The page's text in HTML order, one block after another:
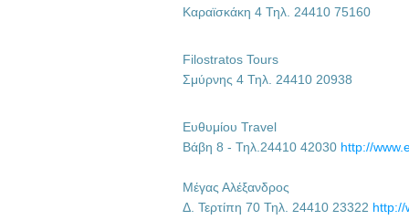
Καραϊσκάκη 4 Τηλ. 24410 75160
Filostratos Tours
Σμύρνης 4 Τηλ. 24410 20938
Ευθυμίου Travel
Βάβη 8 - Τηλ.24410 42030 http://
Μέγας Αλέξανδρος
Δ. Τερτίπη 70 Τηλ. 24410 23322 http://